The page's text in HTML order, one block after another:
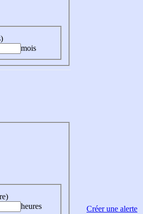
mois
heures
Créer une alerte